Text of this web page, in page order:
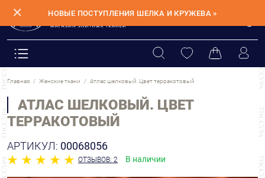
✕ НОВЫЕ ПОСТУПЛЕНИЯ ШЕЛКА И КРУЖЕВА »
Главная Женские ткани Атлас шелковый. Цвет терракотовый
АТЛАС ШЕЛКОВЫЙ. ЦВЕТ
ТЕРРАКОТОВЫЙ
АРТИКУЛ: 00068056
ОТЗЫВОВ: 2 В наличии